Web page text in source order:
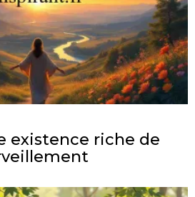
existence riche de